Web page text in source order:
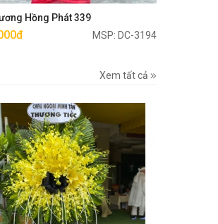
Hồng Phát 339
MSP: DC-3194
Xem tất cả